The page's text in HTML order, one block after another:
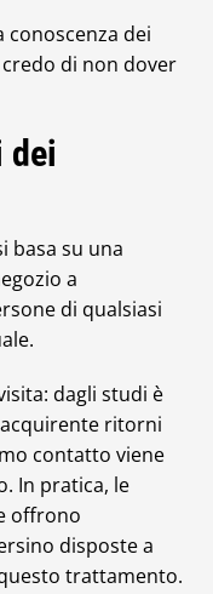
dei
di non dover
dei
basa su una
a
di qualsiasi
dagli studi è
ritorni
contatto viene
In pratica, le
offrono
disposte a
trattamento.